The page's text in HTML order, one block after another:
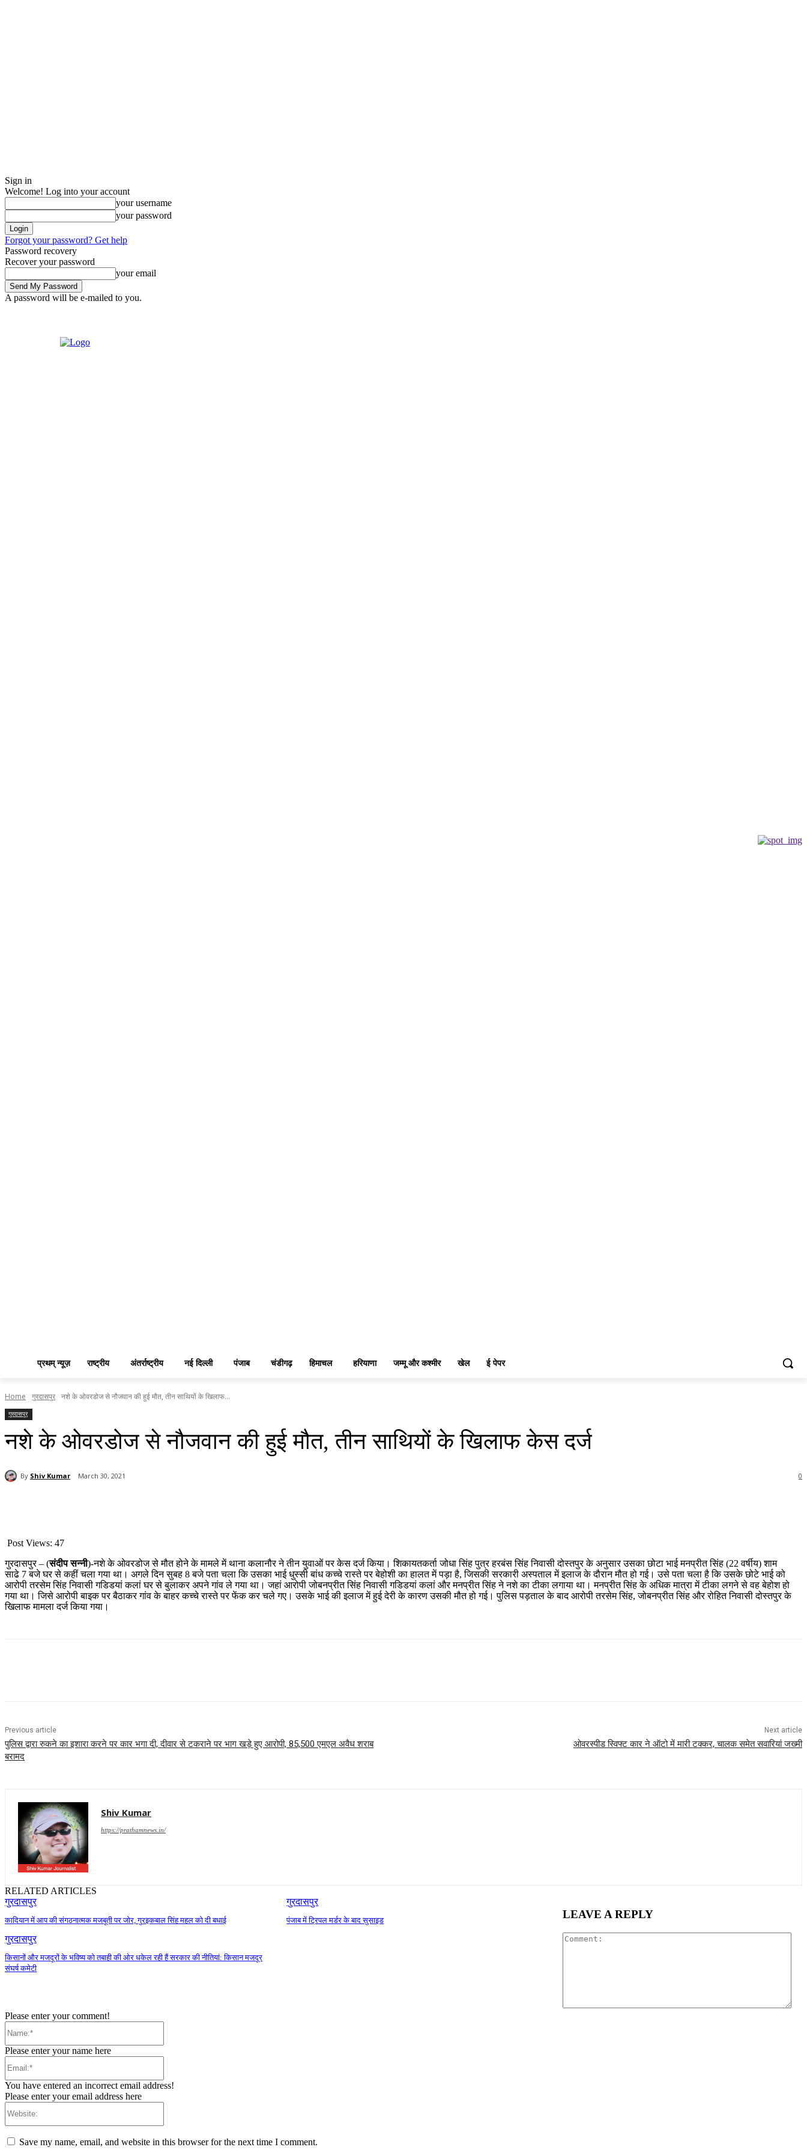
Sign in
Welcome! Log into your account
your username
your password
Forgot your password? Get help
Password recovery
Recover your password
your email
A password will be e-mailed to you.
प्रथम् न्यूज़ राष्ट्रीय अंतर्राष्ट्रीय नई दिल्ली पंजाब चंडीगढ़ हिमाचल हरियाणा जम्मू और कश्मीर खेल ई पेपर
Home गुरदासपुर नशे के ओवरडोज से नौजवान की हुई मौत, तीन साथियों के खिलाफ...
गुरदासपुर
नशे के ओवरडोज से नौजवान की हुई मौत, तीन साथियों के खिलाफ केस दर्ज
By Shiv Kumar March 30, 2021 0
Post Views: 47
गुरदासपुर – (संदीप सन्नी)-नशे के ओवरडोज से मौत होने के मामले में थाना कलानौर ने तीन युवाओं पर केस दर्ज किया। शिकायतकर्ता जोधा सिंह पुत्र हरबंस सिंह निवासी दोस्तपुर के अनुसार उसका छोटा भाई मनप्रीत सिंह (22 वर्षीय) शाम
साढे 7 बजे घर से कहीं चला गया था। अगले दिन सुबह 8 बजे पता चला कि उसका भाई धुस्सी बांध कच्चे रास्ते पर बेहोशी का हालत में पड़ा है, जिसकी सरकारी अस्पताल में इलाज के दौरान मौत हो गई। उसे पता चला है कि उसके छोटे भाई को
आरोपी तरसेम सिंह निवासी गडिडयां कलां घर से बुलाकर अपने गांव ले गया था। जहां आरोपी जोबनप्रीत सिंह निवासी गडिडयां कलां और मनप्रीत सिंह ने नशे का टीका लगाया था। मनप्रीत सिंह के अधिक मात्रा में टीका लगने से वह बेहोश हो
गया था। जिसे आरोपी बाइक पर बैठाकर गांव के बाहर कच्चे रास्ते पर फेंक कर चले गए। उसके भाई की इलाज में हुई देरी के कारण उसकी मौत हो गई। पुलिस पड़ताल के बाद आरोपी तरसेम सिंह, जोबनप्रीत सिंह और रोहित निवासी दोस्तपुर के
खिलाफ मामला दर्ज किया गया।
Previous article
पुलिस द्वारा रुकने का इशारा करने पर कार भगा दी, दीवार से टकराने पर भाग खड़े हुए आरोपी, 85,500 एमएल अवैध शराब
बरामद
Next article
ओवरस्पीड स्विफ्ट कार ने ऑटो में मारी टक्कर, चालक समेत सवारियां जख्मी
Shiv Kumar
https://prathamnews.in/
RELATED ARTICLES
गुरदासपुर
कादियान में आप की संगठनात्मक मजबूती पर जोर, गुरइकबाल सिंह महल को दी बधाई
गुरदासपुर
पंजाब में ट्रिपल मर्डर के बाद सुसाइड
गुरदासपुर
किसानों और मजदूरों के भविष्य को तबाही की ओर धकेल रही हैं सरकार की नीतियां: किसान मजदूर
संघर्ष कमेटी
LEAVE A REPLY
Please enter your comment!
Please enter your name here
You have entered an incorrect email address!
Please enter your email address here
Save my name, email, and website in this browser for the next time I comment.